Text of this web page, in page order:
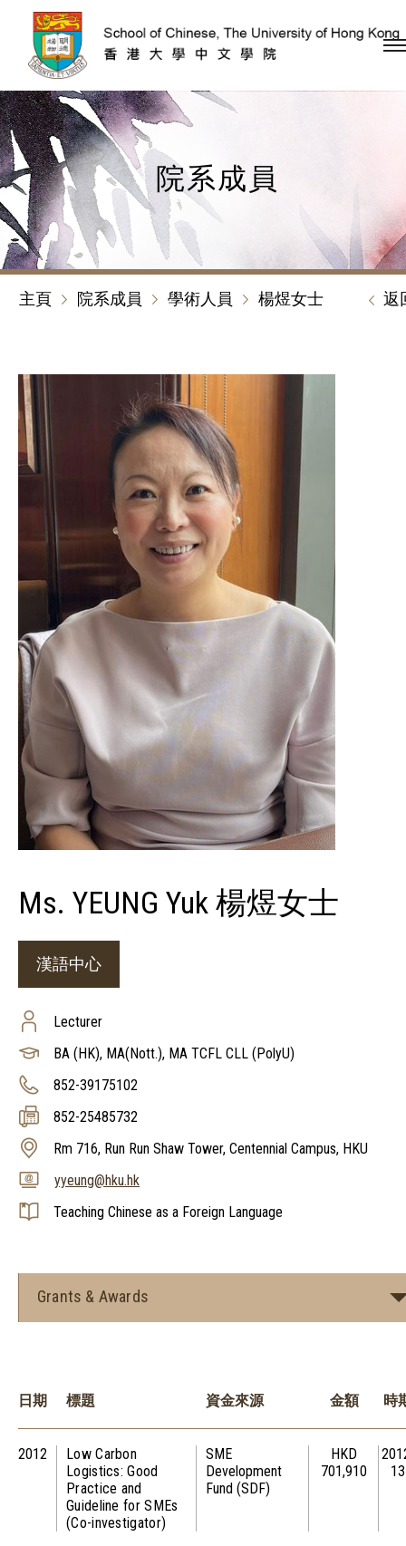
跳到內容（按回車鍵）
院系成員
主頁 院系成員 學術人員 楊煜女士 返
Ms. YEUNG Yuk 楊煜女士
漢語中心
Lecturer
BA (HK), MA(Nott.), MA TCFL CLL (PolyU)
852-39175102
852-25485732
Rm 716, Run Run Shaw Tower, Centennial Campus, HKU
yyeung@hku.hk
Teaching Chinese as a Foreign Language
Grants & Awards
日期 標題 資金來源 金額 時
2012
Low Carbon
Logistics: Good
Practice and
Guideline for SMEs
(Co-investigator)
SME
Development
Fund (SDF)
HKD
701,910
13